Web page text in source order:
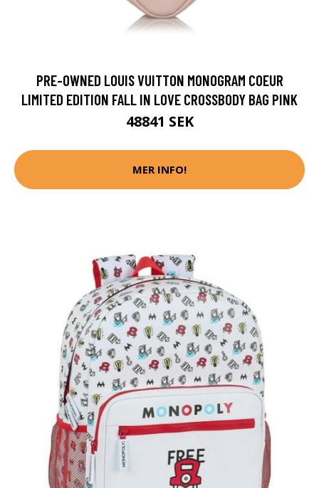
PRE-OWNED LOUIS VUITTON MONOGRAM COEUR
LIMITED EDITION FALL IN LOVE CROSSBODY BAG PINK
48841 SEK
MER INFO!